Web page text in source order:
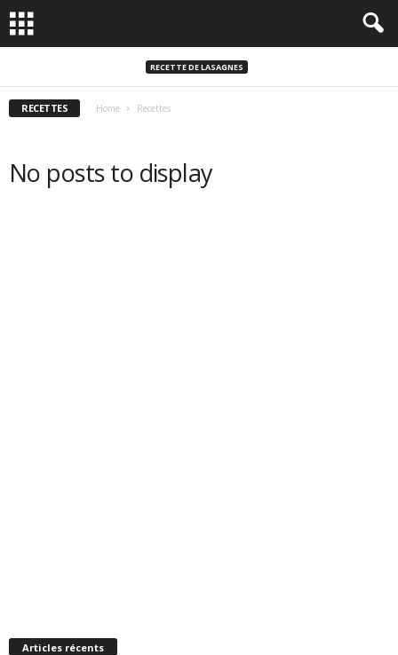
RECETTE DE LASAGNES
RECETTES Home Recettes
No posts to display
Articles récents